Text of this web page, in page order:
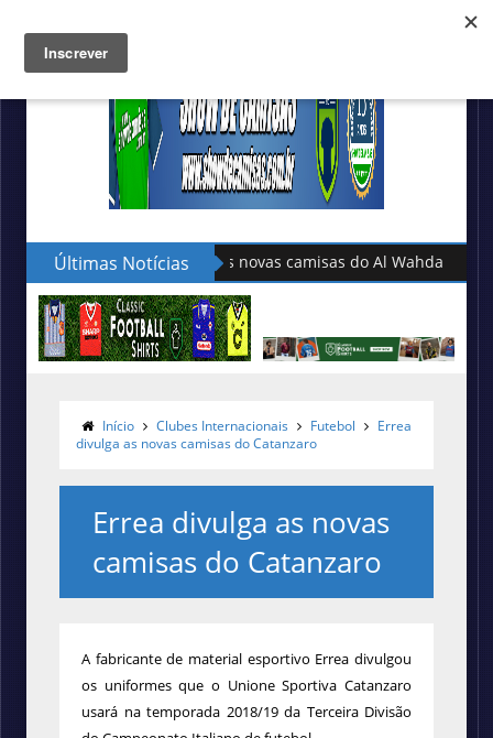
Últimas Notícias Adidas lança as novas camisas do
Início Clubes Internacionais Futebol
Errea
divulga as novas camisas do Catanzaro
Errea divulga as novas
camisas do Catanzaro
A fabricante de material esportivo Errea divulgou
os uniformes que o Unione Sportiva Catanzaro
usará na temporada 2018/19 da Terceira Divisão